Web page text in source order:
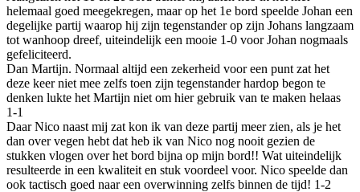
helemaal goed meegekregen, maar op het 1e bord speelde Johan een
degelijke partij waarop hij zijn tegenstander op zijn Johans langzaam
tot wanhoop dreef, uiteindelijk een mooie 1-0 voor Johan nogmaals
gefeliciteerd.
Dan Martijn. Normaal altijd een zekerheid voor een punt zat het
deze keer niet mee zelfs toen zijn tegenstander hardop begon te
denken lukte het Martijn niet om hier gebruik van te maken helaas
1-1
Daar Nico naast mij zat kon ik van deze partij meer zien, als je het
dan over vegen hebt dat heb ik van Nico nog nooit gezien de
stukken vlogen over het bord bijna op mijn bord!! Wat uiteindelijk
resulteerde in een kwaliteit en stuk voordeel voor. Nico speelde dan
ook tactisch goed naar een overwinning zelfs binnen de tijd! 1-2